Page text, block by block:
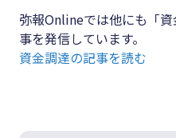
弥報Onlineでは他にも「
事を発信しています。
資金調達の記事を読む